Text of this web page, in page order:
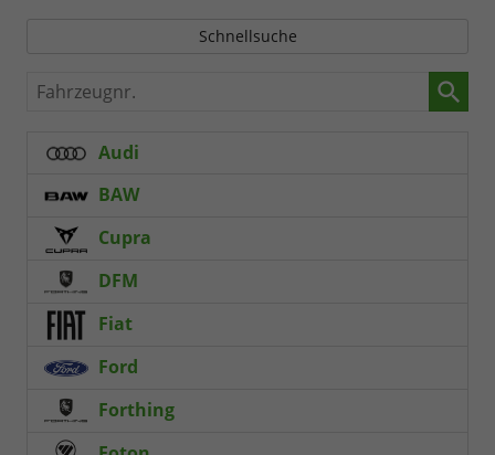
Schnellsuche
Fahrzeugnr.
Audi
BAW
Cupra
DFM
Fiat
Ford
Forthing